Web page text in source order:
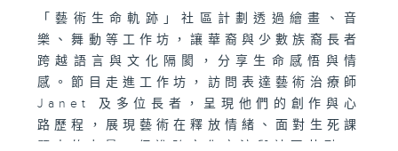
「藝術生命軌跡」社區計劃透過繪畫、音
樂、舞動等工作坊，讓華裔與少數族裔長者
跨越語言與文化隔閡，分享生命感悟與情
感。節目走進工作坊，訪問表達藝術治療師
Janet 及多位長者，呈現他們的創作與心
路歷程，展現藝術在釋放情緒、面對生死課